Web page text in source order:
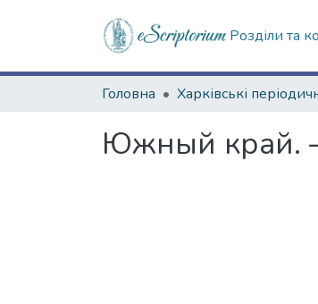
Розділи та
Головна
Южный край.